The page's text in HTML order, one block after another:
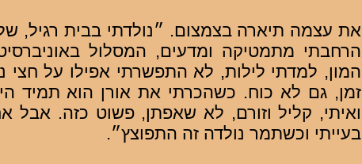
את עצמה תיארה בצמצום. ״נולדתי בבית רגיל,
הרחבתי מתמטיקה ומדעים, המסלול
המון, למדתי לילות, לא התפשרתי אפילו על חצי
זמן, גם לא כוח. כשהכרתי את אורן הוא תמיד
ואיתי, קליל וזורם, לא שאפתן, פשוט כזה. אבל
בעייתי וכשתמר נולדה זה התפוצץ״.